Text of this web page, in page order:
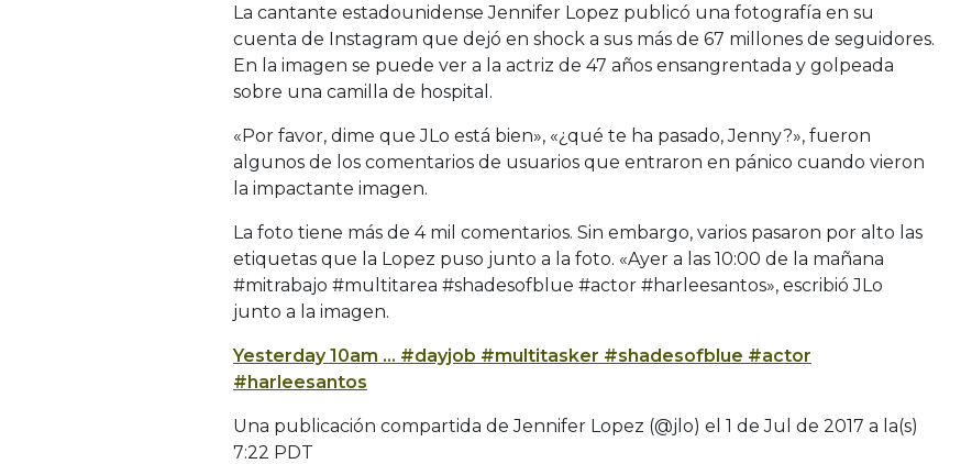
La cantante estadounidense Jennifer Lopez publicó una fotografía en su
cuenta de Instagram que dejó en shock a sus más de 67 millones de seguidores.
En la imagen se puede ver a la actriz de 47 años ensangrentada y golpeada
sobre una camilla de hospital.
«Por favor, dime que JLo está bien», «¿qué te ha pasado, Jenny?», fueron
algunos de los comentarios de usuarios que entraron en pánico cuando vieron
la impactante imagen.
La foto tiene más de 4 mil comentarios. Sin embargo, varios pasaron por alto las
etiquetas que la Lopez puso junto a la foto. «Ayer a las 10:00 de la mañana
#mitrabajo #multitarea #shadesofblue #actor #harleesantos», escribió JLo
junto a la imagen.
Yesterday 10am … #dayjob #multitasker #shadesofblue #actor
#harleesantos
Una publicación compartida de Jennifer Lopez (@jlo) el 1 de Jul de 2017 a la(s)
7:22 PDT